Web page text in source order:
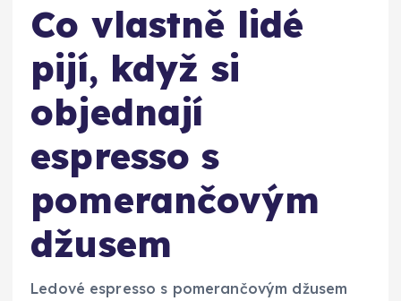
Co vlastně lidé
pijí, když si
objednají
espresso s
pomerančovým
džusem
Ledové espresso s pomerančovým džusem